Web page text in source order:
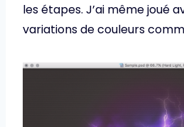
les étapes. J’ai même joué
variations de couleurs